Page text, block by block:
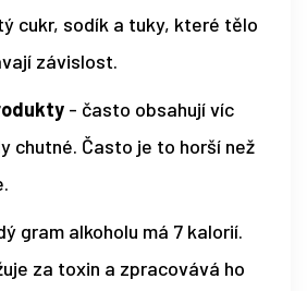
cukr, sodík a tuky, které tělo
závislost.
- často obsahují víc
chutné. Často je to horší než
gram alkoholu má 7 kalorií.
za toxin a zpracovává ho